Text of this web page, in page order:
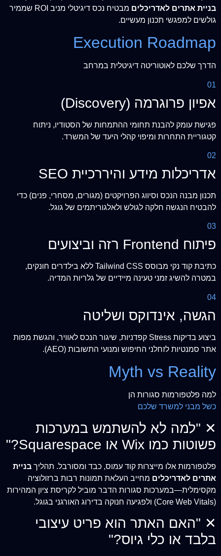
בניית אתרים לאדריכלים
מבטיח נכס דיגיטלי מניב ROI שממיר
גולשים למפגשי תכנון מעשיים.
Execution Roadmap
הדרך שלכם לאוטוריטה דיגיטלית במרחב
01
אפיון פרוגרמה (Discovery)
פגישת עומק להבנת תחומי ההתמחות של הסטודיו, ניתוח
קטגוריית התחרות ומיפוי קהלי היעד של המשרד.
02
אדריכלות מידע והיררכיית SEO
תכנון מבנה הנכס וסיווג הפרויקטים (מגורים, מסחרי, פנים) כדי
להבטיח הנגשה חלקה לגולש ולאלגוריתמים של גוגל.
03
פיתוח Frontend רזה וביצועים
כתיבת קוד נקי מבוסס Tailwind CSS ללא בילדרים חונקים,
במטרה להשיג זמני טעינה מיידיים של גלריות המדיה.
04
הגשה, אינדוקס ושליטה
ביצוע בדיקות Stress קפדניות, שיגור הנכס לאוויר, והגשת מפות
אתר סמנטיות לזחלני החיפוש ומנועי התשובות (AEO).
Myth vs Reality
למה פלטפורמות סגורות הן
כשל מבני למשרד שלכם
✕ "למה לא להשתמש במערכות
פשוטות כמו Wix או Squarespace?"
פלטפורמות אלו מייצרות קוד עמוס, כבד ומסורבל. תהליך בניית
אתרים לאדריכלים מחייב העלאת תמונות רבות ברזולוציה
מקסימלית—במערכות סגורות הדבר מוביל לקריסת ציון המהירות
(Core Web Vitals) ולפגיעה חנוקה בדירוג האורגני בגוגל.
✕ "האם האתר הוא פריט עיצובי
בלבד או כלי גיוס?"